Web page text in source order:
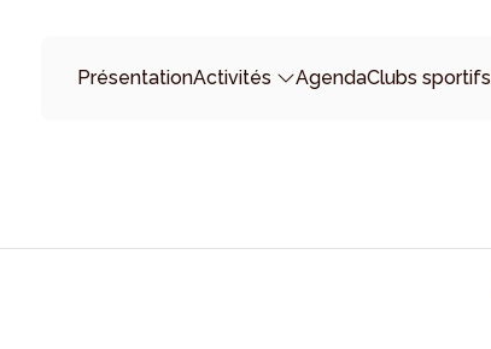
PrésentationActivités AgendaClubs sportifs